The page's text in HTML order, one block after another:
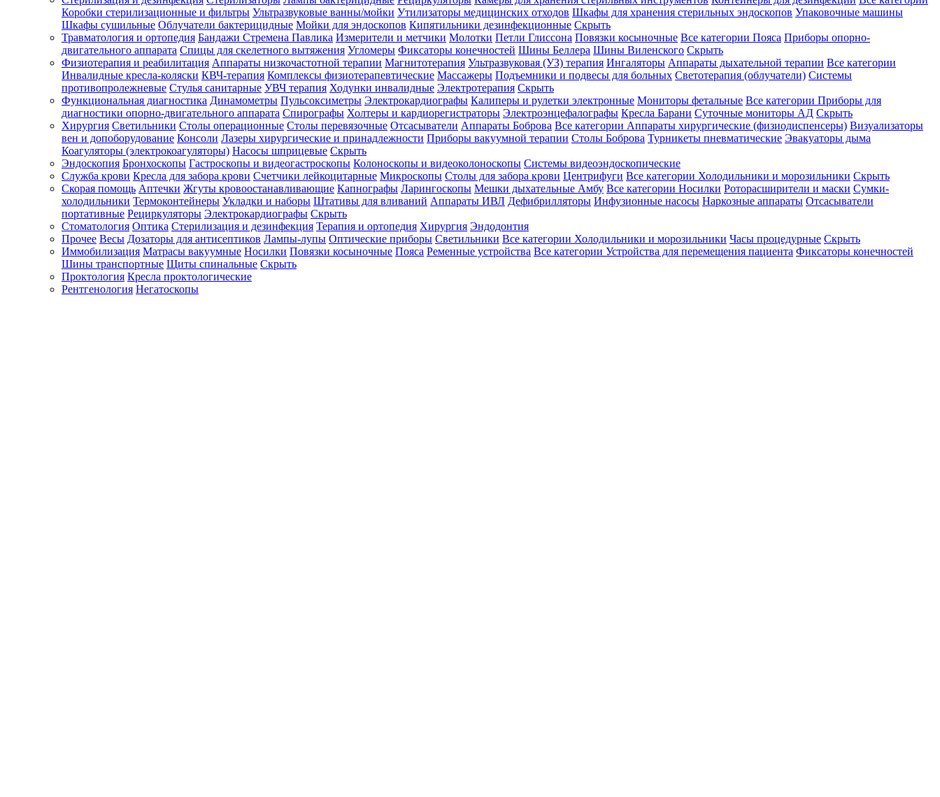
Зарегистрироваться
Зачем
регистрироваться?
Все
покупки
в
одном
месте
Личный
менеджер
Отслеживание
статуса
заказа
Коробки стерилизационные и фильтры Ультразвуковые ванны/мойки Утилизаторы медицинских отходов Шкафы для хранения стерильных эндоскопов Упаковочные машины
Шкафы сушильные Облучатели бактерицидные Мойки для эндоскопов Кипятильники дезинфекционные Скрыть
Травматология и ортопедия Бандажи Стремена Павлика Измерители и метчики Молотки Петли Глиссона Повязки косыночные Все категории Пояса Приборы опорно-
двигательного аппарата Спицы для скелетного вытяжения Угломеры Фиксаторы конечностей Шины Беллера Шины Виленского Скрыть
Физиотерапия и реабилитация Аппараты низкочастотной терапии Магнитотерапия Ультразвуковая (УЗ) терапия Ингаляторы Аппараты дыхательной терапии Все категории
Инвалидные кресла-коляски КВЧ-терапия Комплексы физиотерапевтические Массажеры Подъемники и подвесы для больных Светотерапия (облучатели) Системы
противопролежневые Стулья санитарные УВЧ терапия Ходунки инвалидные Электротерапия Скрыть
Функциональная диагностика Динамометры Пульсоксиметры Электрокардиографы Калиперы и рулетки электронные Мониторы фетальные Все категории Приборы для
диагностики опорно-двигательного аппарата Спирографы Холтеры и кардиорегистраторы Электроэнцефалографы Кресла Барани Суточные мониторы АД Скрыть
Хирургия Светильники Столы операционные Столы перевязочные Отсасыватели Аппараты Боброва Все категории Аппараты хирургические (физиодиспенсеры) Визуализаторы
вен и допоборудование Консоли Лазеры хирургические и принадлежности Приборы вакуумной терапии Столы Боброва Турникеты пневматические Эвакуаторы дыма
Коагуляторы (электрокоагуляторы) Насосы шприцевые Скрыть
Эндоскопия Бронхоскопы Гастроскопы и видеогастроскопы Колоноскопы и видеоколоноскопы Системы видеоэндоскопические
Служба крови Кресла для забора крови Счетчики лейкоцитарные Микроскопы Столы для забора крови Центрифуги Все категории Холодильники и морозильники Скрыть
Скорая помощь Аптечки Жгуты кровоостанавливающие Капнографы Ларингоскопы Мешки дыхательные Амбу Все категории Носилки Роторасширители и маски Сумки-
холодильники Термоконтейнеры Укладки и наборы Штативы для вливаний Аппараты ИВЛ Дефибрилляторы Инфузионные насосы Наркозные аппараты Отсасыватели
портативные Рециркуляторы Электрокардиографы Скрыть
Стоматология Оптика Стерилизация и дезинфекция Терапия и ортопедия Хирургия Эндодонтия
Прочее Весы Дозаторы для антисептиков Лампы-лупы Оптические приборы Светильники Все категории Холодильники и морозильники Часы процедурные Скрыть
Иммобилизация Матрасы вакуумные Носилки Повязки косыночные Пояса Ременные устройства Все категории Устройства для перемещения пациента Фиксаторы конечностей
Шины транспортные Щиты спинальные Скрыть
Проктология Кресла проктологические
Рентгенология Негатоскопы